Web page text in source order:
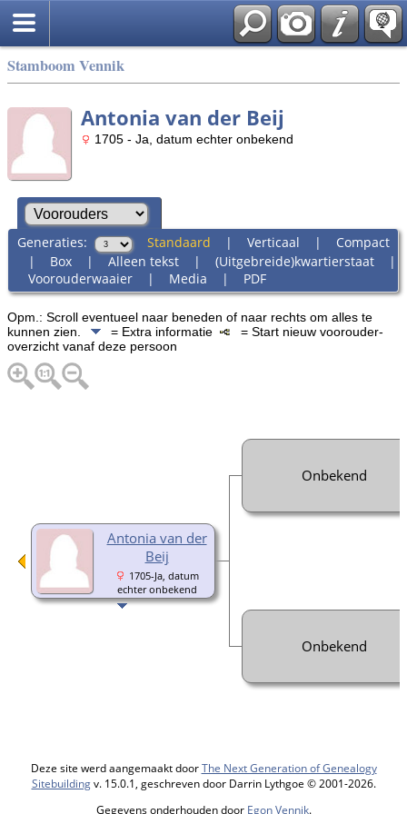
Stamboom Vennik
Antonia van der Beij
1705 - Ja, datum echter onbekend
Generaties: Standaard | Verticaal | Compact
| Box| Alleen tekst| (Uitgebreide)kwartierstaat|
Voorouderwaaier| Media | PDF
Opm.: Scroll eventueel naar beneden of naar rechts om alles te
kunnen zien.
= Extra informatie
= Start nieuw voorouder-
overzicht vanaf deze persoon
Antonia van der
Beij
1705-Ja, datum
echter onbekend
Onbekend
Onbekend
Deze site werd aangemaakt doorThe Next Generation of Genealogy
Sitebuildingv. 15.0.1, geschreven door Darrin Lythgoe © 2001-2026.
Gegevens onderhouden door Egon Vennik.